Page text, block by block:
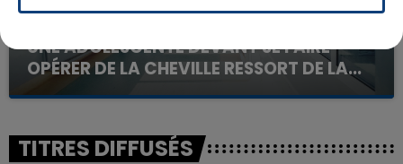
UNE ADOLESCENTE DEVANT SE FAIRE
OPÉRER DE LA CHEVILLE RESSORT DE LA...
La famille a porté plainte contre la clinique qui a
excuses.
TITRES DIFFUSÉS